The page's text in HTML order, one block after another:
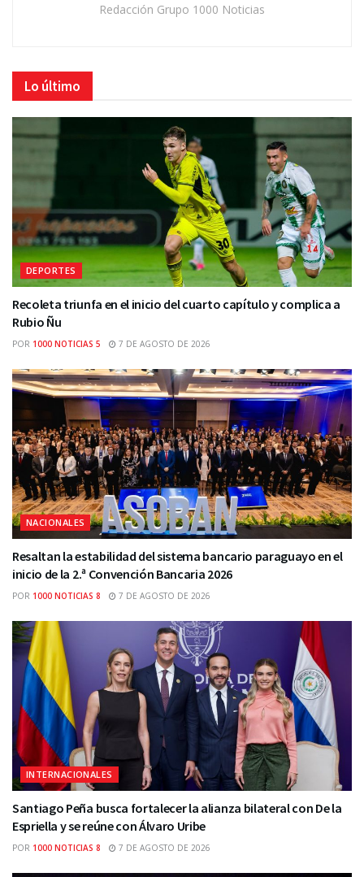
Redacción Grupo 1000 Noticias
Lo último
DEPORTES
Recoleta triunfa en el inicio del cuarto capítulo y complica a
Rubio Ñu
POR 1000 NOTICIAS 5 7 DE AGOSTO DE 2026
NACIONALES
Resaltan la estabilidad del sistema bancario paraguayo en el
inicio de la 2.ª Convención Bancaria 2026
POR 1000 NOTICIAS 8 7 DE AGOSTO DE 2026
INTERNACIONALES
Santiago Peña busca fortalecer la alianza bilateral con De la
Espriella y se reúne con Álvaro Uribe
POR 1000 NOTICIAS 8 7 DE AGOSTO DE 2026